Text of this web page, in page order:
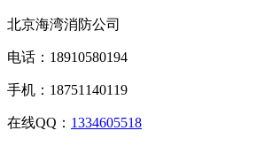
北京海湾消防公司
电话： 18910580194
手机： 18751140119
在线QQ： 1334605518